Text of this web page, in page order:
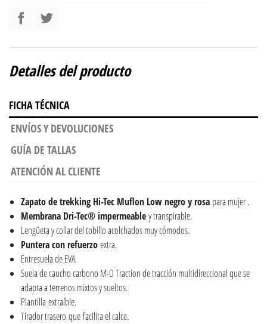
Detalles del producto
FICHA TÉCNICA
ENVÍOS Y DEVOLUCIONES
GUÍA DE TALLAS
ATENCIÓN AL CLIENTE
Zapato de trekking Hi-Tec Muflon Low negro y rosa para mujer .
Membrana Dri-Tec® impermeabley transpirable.
Lengüeta y collar del tobillo acolchados muy cómodos.
Puntera con refuerzoextra.
Entresuela de EVA.
Suela de caucho carbono M-D Traction de tracción multidireccional que se
adapta a terrenos mixtos y sueltos.
Plantilla extraíble.
Tirador trasero que facilita el calce.